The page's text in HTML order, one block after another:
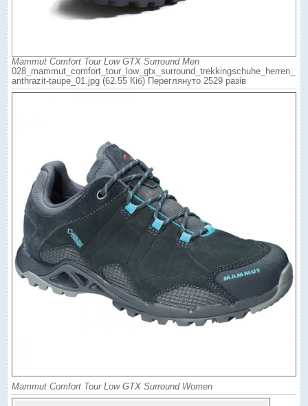
Mammut Comfort Tour Low GTX Surround Men
028_mammut_comfort_tour_low_gtx_surround_trekkingschuhe_herren_
anthrazit-taupe_01.jpg (62.55 Кіб) Переглянуто 2529 разів
Mammut Comfort Tour Low GTX Surround Women